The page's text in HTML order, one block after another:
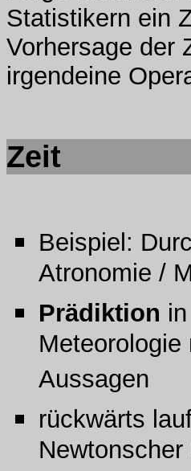
Statistikern ein
Vorhersage der
irgendeine
Zeit
Beispiel:
Atronomie /
Prädiktion
Aussagen
rückwärts